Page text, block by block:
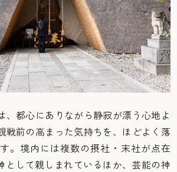
、都心にありながら静寂が漂う心地よ
戦前の高まった気持ちを、ほどよく落
。境内には複数の摂社・末社が点在
として親しまれているほか、芸能の神